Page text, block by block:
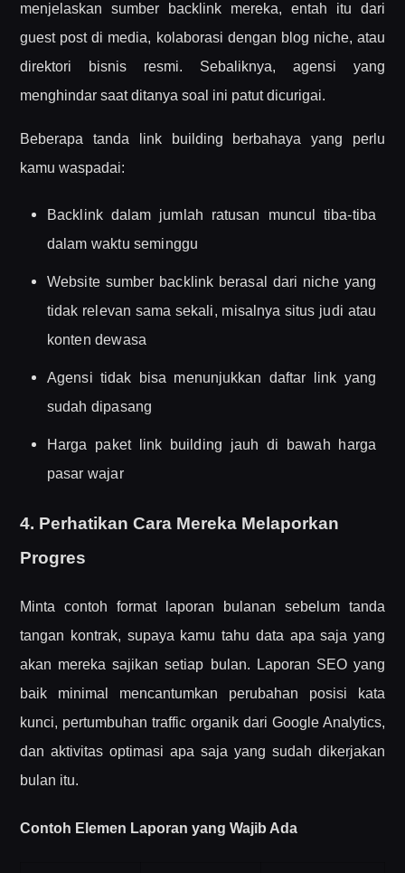
menjelaskan sumber backlink mereka, entah itu dari
guest post di media, kolaborasi dengan blog niche, atau
direktori bisnis resmi. Sebaliknya, agensi yang
menghindar saat ditanya soal ini patut dicurigai.
Beberapa tanda link building berbahaya yang perlu
kamu waspadai:
Backlink dalam jumlah ratusan muncul tiba-tiba
dalam waktu seminggu
Website sumber backlink berasal dari niche yang
tidak relevan sama sekali, misalnya situs judi atau
konten dewasa
Agensi tidak bisa menunjukkan daftar link yang
sudah dipasang
Harga paket link building jauh di bawah harga
pasar wajar
4. Perhatikan Cara Mereka Melaporkan
Progres
Minta contoh format laporan bulanan sebelum tanda
tangan kontrak, supaya kamu tahu data apa saja yang
akan mereka sajikan setiap bulan. Laporan SEO yang
baik minimal mencantumkan perubahan posisi kata
kunci, pertumbuhan traffic organik dari Google Analytics,
dan aktivitas optimasi apa saja yang sudah dikerjakan
bulan itu.
Contoh Elemen Laporan yang Wajib Ada